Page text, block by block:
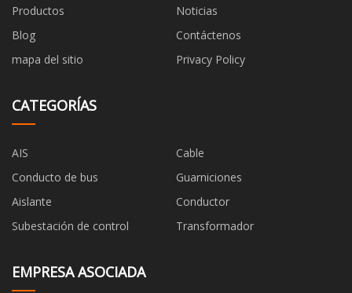
Productos
Noticias
Blog
Contáctenos
mapa del sitio
Privacy Policy
CATEGORÍAS
AIS
Cable
Conducto de bus
Guarniciones
Aislante
Conductor
Subestación de control
Transformador
EMPRESA ASOCIADA